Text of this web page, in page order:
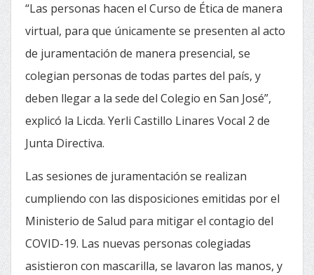
“Las personas hacen el Curso de Ética de manera
virtual, para que únicamente se presenten al acto
de juramentación de manera presencial, se
colegian personas de todas partes del país, y
deben llegar a la sede del Colegio en San José”,
explicó la Licda. Yerli Castillo Linares Vocal 2 de
Junta Directiva.
Las sesiones de juramentación se realizan
cumpliendo con las disposiciones emitidas por el
Ministerio de Salud para mitigar el contagio del
COVID-19. Las nuevas personas colegiadas
asistieron con mascarilla, se lavaron las manos, y